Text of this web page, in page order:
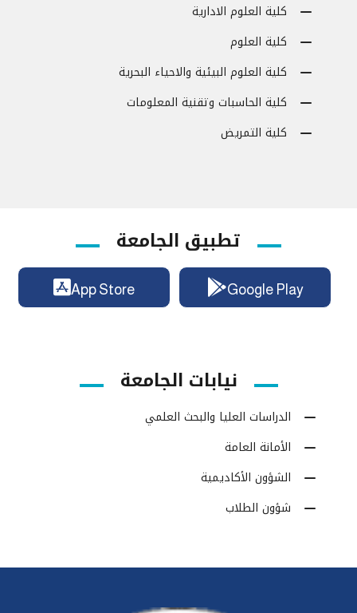
كلية العلوم الادارية
كلية العلوم
كلية العلوم البيئية والاحياء البحرية
كلية الحاسبات وتقنية المعلومات
كلية التمريض
تطبيق الجامعة
Google Play
App Store
نيابات الجامعة
الدراسات العليا والبحث العلمي
الأمانة العامة
الشؤون الأكاديمية
شؤون الطلاب